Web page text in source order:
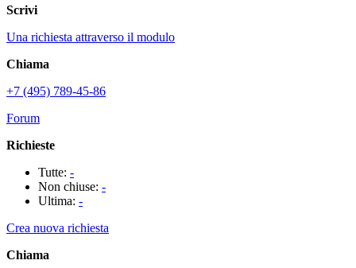
Scrivi
Una richiesta attraverso il modulo
Chiama
+7 (495) 789-45-86
Forum
Richieste
Tutte: -
Non chiuse: -
Ultima: -
Crea nuova richiesta
Chiama